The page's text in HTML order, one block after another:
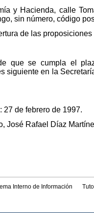
y Hacienda, calle
sin número, código
de las
que se cumpla el
siguiente en la
de febrero de 1997.
José Rafael Díaz
Interno de Información